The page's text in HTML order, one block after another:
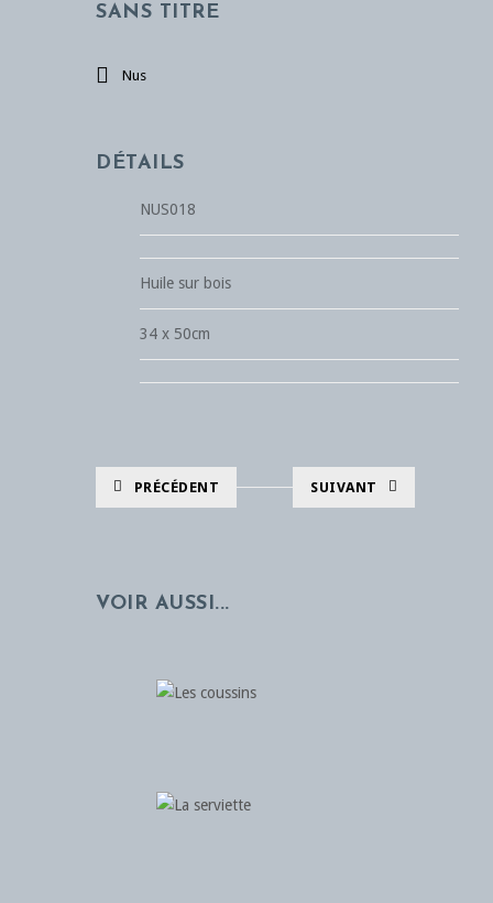
SANS TITRE
Nus
DÉTAILS
NUS018
Huile sur bois
34 x 50cm
PRÉCÉDENT SUIVANT
VOIR AUSSI...